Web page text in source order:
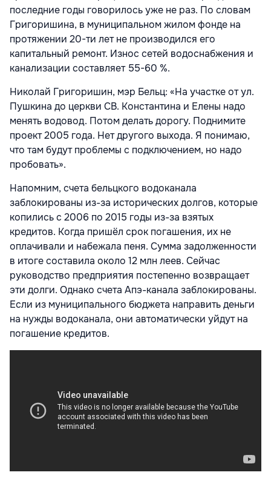
последние годы говорилось уже не раз. По словам
Григоришина, в муниципальном жилом фонде на
протяжении 20-ти лет не производился его
капитальный ремонт. Износ сетей водоснабжения и
канализации составляет 55-60 %.
Николай Григоришин, мэр Бельц: «На участке от ул.
Пушкина до церкви СВ. Константина и Елены надо
менять водовод. Потом делать дорогу. Поднимите
проект 2005 года. Нет другого выхода. Я понимаю,
что там будут проблемы с подключением, но надо
пробовать».
Напомним, счета бельцкого водоканала
заблокированы из-за исторических долгов, которые
копились с 2006 по 2015 годы из-за взятых
кредитов. Когда пришёл срок погашения, их не
оплачивали и набежала пеня. Сумма задолженности
в итоге составила около 12 млн леев. Сейчас
руководство предприятия постепенно возвращает
эти долги. Однако счета Апэ-канала заблокированы.
Если из муниципального бюджета направить деньги
на нужды водоканала, они автоматически уйдут на
погашение кредитов.